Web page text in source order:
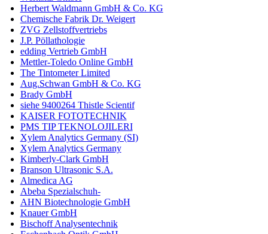
Herbert Waldmann GmbH & Co. KG
Chemische Fabrik Dr. Weigert
ZVG Zellstoffvertriebs
J.P. Pöllathologie
edding Vertrieb GmbH
Mettler-Toledo Online GmbH
The Tintometer Limited
Aug.Schwan GmbH & Co. KG
Brady GmbH
siehe 9400264 Thistle Scientif
KAISER FOTOTECHNIK
PMS TIP TEKNOLOJILERI
Xylem Analytics Germany (SI)
Xylem Analytics Germany
Kimberly-Clark GmbH
Branson Ultrasonic S.A.
Almedica AG
Abeba Spezialschuh-
AHN Biotechnologie GmbH
Knauer GmbH
Bischoff Analysentechnik